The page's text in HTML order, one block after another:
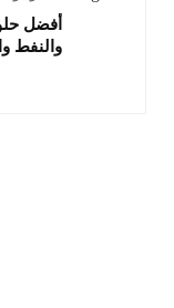
أفضل
والنفط